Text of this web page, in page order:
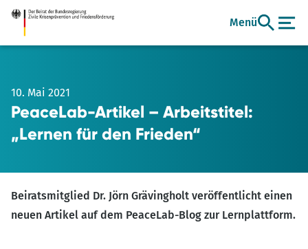
Zum
Hauptinhalt
Menü
10. Mai 2021
PeaceLab-Artikel – Arbeitstitel:
„Lernen für den Frieden“
Beiratsmitglied Dr. Jörn Grävingholt veröffentlicht einen
neuen Artikel auf dem PeaceLab-Blog zur Lernplattform.